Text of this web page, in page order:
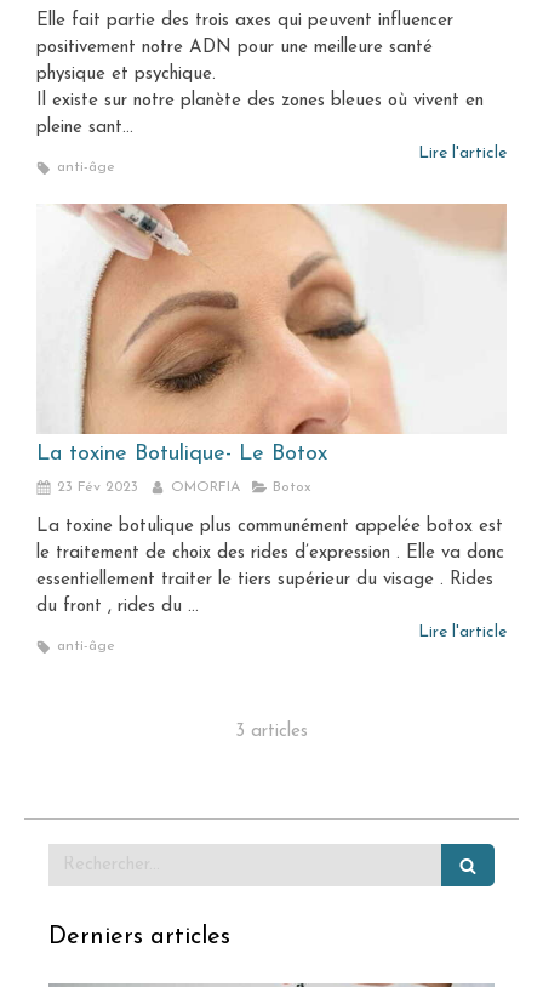
Elle fait partie des trois axes qui peuvent influencer
positivement notre ADN pour une meilleure santé
physique et psychique.
Il existe sur notre planète des zones bleues où vivent en
pleine sant...
Lire l'article
anti-âge
La toxine Botulique- Le Botox
23 Fév 2023 OMORFIA Botox
La toxine botulique plus communément appelée botox est
le traitement de choix des rides d’expression . Elle va donc
essentiellement traiter le tiers supérieur du visage . Rides
du front , rides du ...
Lire l'article
anti-âge
3 articles
Derniers articles